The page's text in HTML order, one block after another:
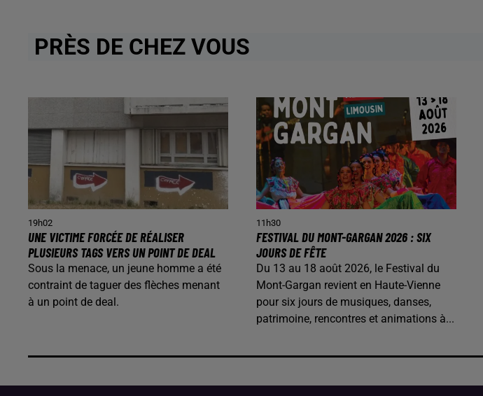
PRÈS DE CHEZ VOUS
19h02
UNE VICTIME FORCÉE DE RÉALISER
PLUSIEURS TAGS VERS UN POINT DE DEAL
Sous la menace, un jeune homme a été
contraint de taguer des flèches menant
à un point de deal.
11h30
FESTIVAL DU MONT-GARGAN 2026 : SIX
JOURS DE FÊTE
Du 13 au 18 août 2026, le Festival du
Mont-Gargan revient en Haute-Vienne
pour six jours de musiques, danses,
patrimoine, rencontres et animations à...